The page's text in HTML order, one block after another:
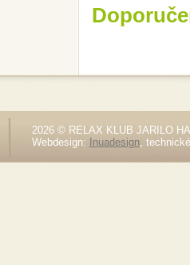
2026 © RELAX KLUB JARILO
Webdesign:
Inuadesign ,